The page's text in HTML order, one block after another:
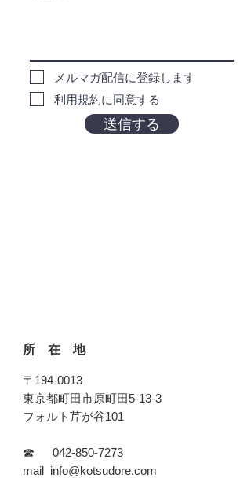
メルマガ配信に登録します
利用規約に同意する
送信する
所 在 地
〒194-0013
東京都町田市原町田5-13-3
フォルト芹が谷101
☎ 042-850-7273
mail info@kotsudore.com